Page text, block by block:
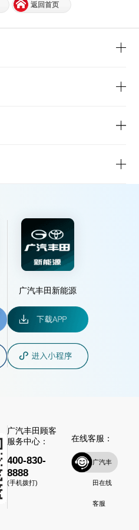
返回首页
广汽丰田新能源
广汽丰田顾客
服务中心：
400-830-
8888
(手机拨打)
在线客服：
广汽丰
田在线
客服